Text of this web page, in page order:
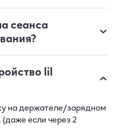
сеанса
lil
на держателе/зарядном
(даже если через 2